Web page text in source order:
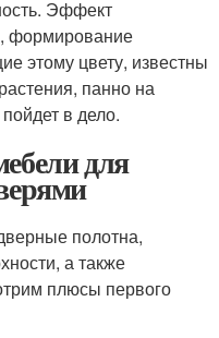
Эффект
формирование
этому цвету, известны
панно на
в дело.
для
полотна,
а также
плюсы первого